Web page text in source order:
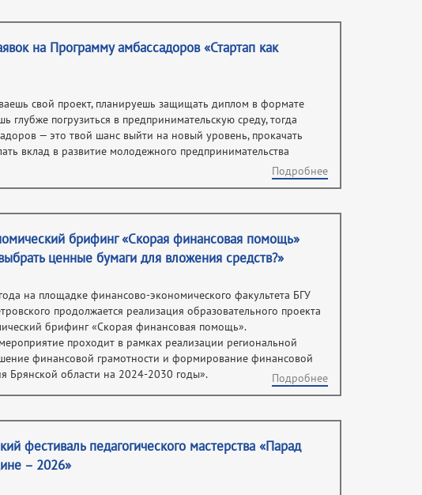
на Программу амбассадоров «Стартап как
свой проект, планируешь защищать диплом в формате
глубже погрузиться в предпринимательскую среду, тогда
— это твой шанс выйти на новый уровень, прокачать
вклад в развитие молодежного предпринимательства
Подробнее
брифинг «Скорая финансовая помощь»
ценные бумаги для вложения средств?»
на площадке финансово-экономического факультета БГУ
продолжается реализация образовательного проекта
брифинг «Скорая финансовая помощь».
проходит в рамках реализации региональной
финансовой грамотности и формирование финансовой
Брянской области на 2024-2030 годы».
Подробнее
фестиваль педагогического мастерства «Парад
– 2026»